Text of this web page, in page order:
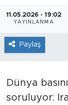
11.05.2026 - 19:02
YAYINLANMA
Paylaş
Dünya
soruluyor:
Spor
Sağlık
Tarihçe
Tüm
Son